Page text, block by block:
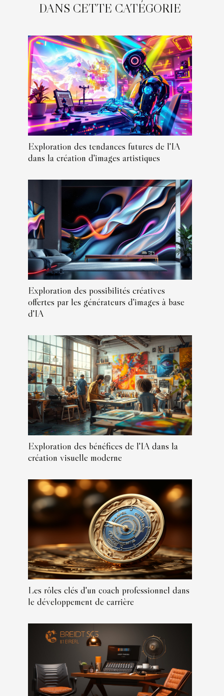
DANS CETTE CATÉGORIE
Exploration des tendances futures de l'IA
dans la création d'images artistiques
Exploration des possibilités créatives
offertes par les générateurs d'images à base
d'IA
Exploration des bénéfices de l'IA dans la
création visuelle moderne
Les rôles clés d'un coach professionnel dans
le développement de carrière